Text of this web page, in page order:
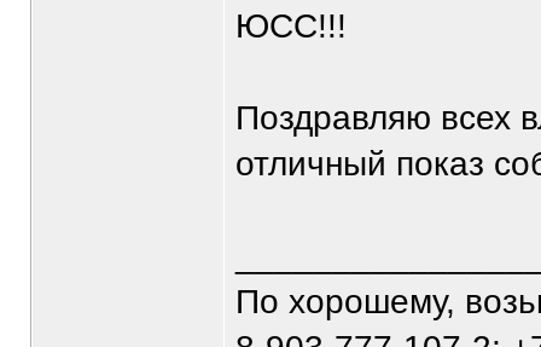
ЮСС!!!
Поздравляю всех
отличный показ
По хорошему,